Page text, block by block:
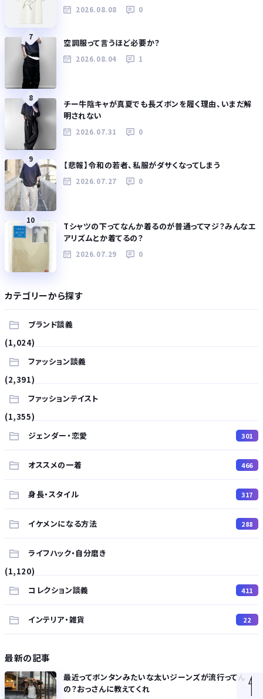
2026.08.08 0
7
空調服って言うほど必要か？
2026.08.04 1
8
チー牛陰キャが真夏でも長ズボンを履く理由、いまだ解
明されない
2026.07.31 0
9
【悲報】令和の若者、私服がダサくなってしまう
2026.07.27 0
10
Tシャツの下ってなんか着るのが普通ってマジ？みんなエ
アリズムとか着てるの？
2026.07.29 0
カテゴリーから探す
ブランド談義
(1,024)
ファッション談義
(2,391)
ファッションテイスト
(1,355)
ジェンダー・恋愛
301
オススメの一着 466
身長・スタイル 317
イケメンになる方法 288
ライフハック・自分磨き
(1,120)
コレクション談義
411
インテリア・雑貨 22
最新の記事
最近ってボンタンみたいな太いジーンズが流行ってん
の？おっさんに教えてくれ